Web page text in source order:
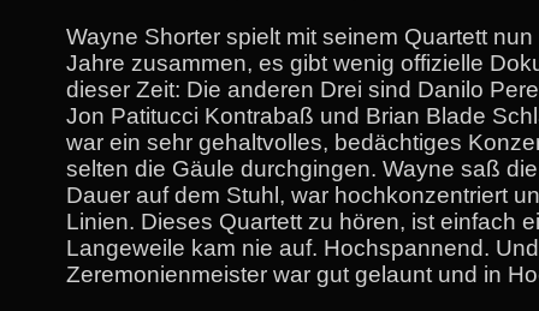
Wayne Shorter spielt mit seinem Quartett
Jahre zusammen, es gibt wenig offizielle
dieser Zeit: Die anderen Drei sind Danilo
Jon Patitucci Kontrabaß und Brian Blade
war ein sehr gehaltvolles, bedächtiges
selten die Gäule durchgingen. Wayne saß
Dauer auf dem Stuhl, war hochkonzentriert
Linien. Dieses Quartett zu hören, ist einfach
Langeweile kam nie auf. Hochspannend.
Zeremonienmeister war gut gelaunt und in